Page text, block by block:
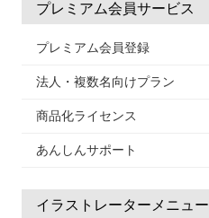
プレミアム会員サービス
プレミアム会員登録
法人・複数名向けプラン
商品化ライセンス
あんしんサポート
イラストレーターメニュー